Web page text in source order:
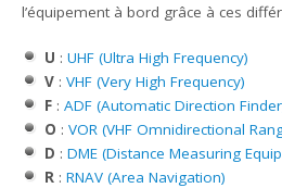
l’équipement à bord grâce à ces
U : UHF (Ultra High Frequency)
V: VHF (Very High Frequency)
F: ADF (Automatic Direction
O : VOR (VHF Omnidirectional
D : DME (Distance Measuring
R: RNAV (Area Navigation)